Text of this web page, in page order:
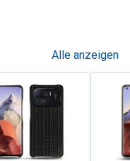
Alle anzeigen